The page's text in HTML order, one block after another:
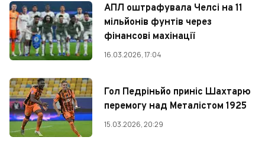
АПЛ оштрафувала Челсі на 11
мільйонів фунтів через
фінансові махінації
16.03.2026, 17:04
Гол Педріньйо приніс Шахтарю
перемогу над Металістом 1925
15.03.2026, 20:29